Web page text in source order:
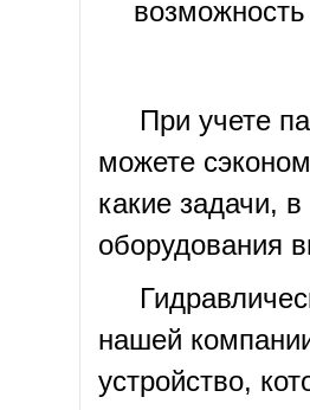
При учете
можете
какие задачи,
оборудования
нашей
устройство,